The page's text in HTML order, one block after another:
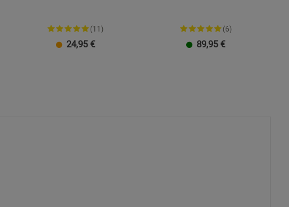
(11)
24,95 €
(6)
89,95 €